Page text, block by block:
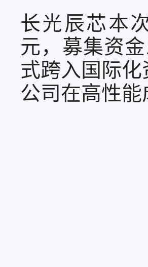
长光辰芯本
元，募集资
式跨入国际
公司在高性